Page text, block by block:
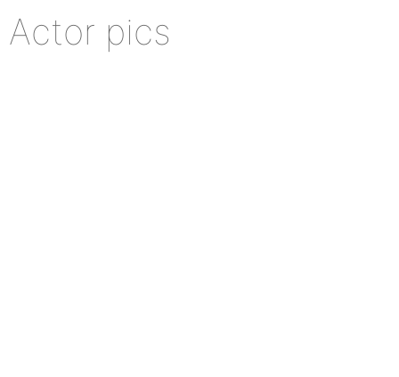
Actor pics